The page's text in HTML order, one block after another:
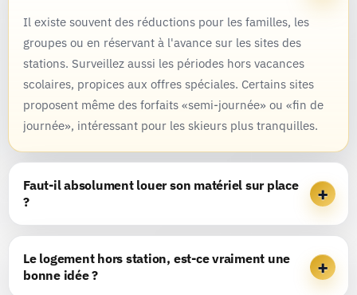
Il existe souvent des réductions pour les familles, les
groupes ou en réservant à l'avance sur les sites des
stations. Surveillez aussi les périodes hors vacances
scolaires, propices aux offres spéciales. Certains sites
proposent même des forfaits «semi-journée» ou «fin de
journée», intéressant pour les skieurs plus tranquilles.
Faut-il absolument louer son matériel sur place
?
Le logement hors station, est-ce vraiment une
bonne idée ?